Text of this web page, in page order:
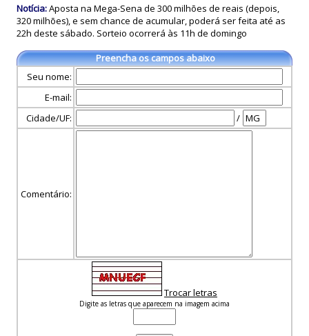
Notícia:Aposta na Mega-Sena de 300 milhões de reais (depois,
320 milhões), e sem chance de acumular, poderá ser feita até as
22h deste sábado. Sorteio ocorrerá às 11h de domingo
Preencha os campos abaixo
Seu nome:
E-mail:
Cidade/UF:
/
Comentário:
Trocar letras
Digite as letras que aparecem na imagem acima